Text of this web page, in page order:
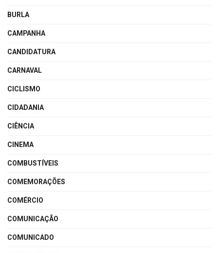
BURLA
CAMPANHA
CANDIDATURA
CARNAVAL
CICLISMO
CIDADANIA
CIÊNCIA
CINEMA
COMBUSTÍVEIS
COMEMORAÇÕES
COMÉRCIO
COMUNICAÇÃO
COMUNICADO